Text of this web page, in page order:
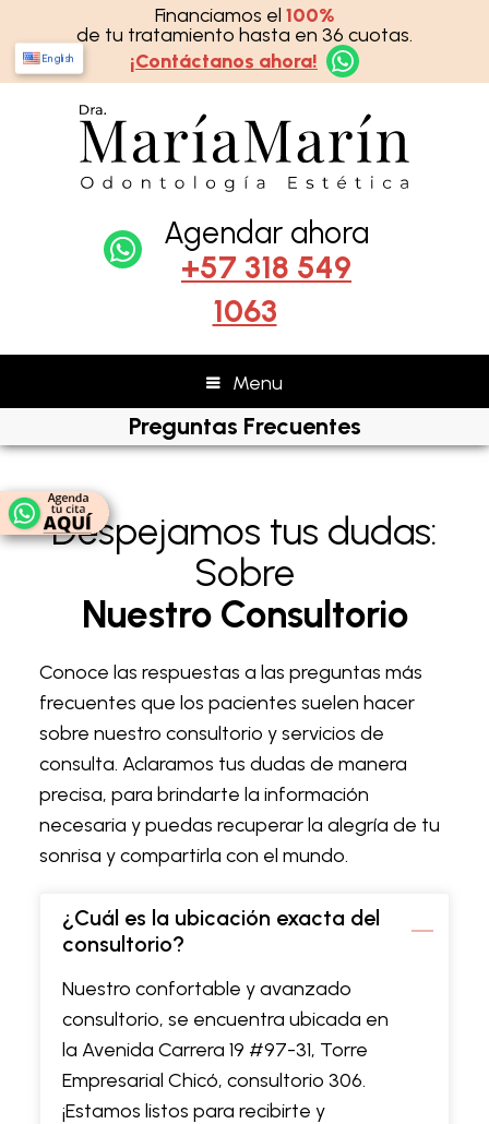
Financiamos el 100%
de tu tratamiento hasta en 36 cuotas.
¡Contáctanos ahora!
Agendar ahora
+57 318 549
1063
English
Menu
Preguntas Frecuentes
Despejamos tus dudas:
Sobre
Nuestro Consultorio
Conoce las respuestas a las preguntas más
frecuentes que los pacientes suelen hacer
sobre nuestro consultorio y servicios de
consulta. Aclaramos tus dudas de manera
precisa, para brindarte la información
necesaria y puedas recuperar la alegría de tu
sonrisa y compartirla con el mundo.
¿Cuál es la ubicación exacta del
consultorio?
Nuestro confortable y avanzado
consultorio, se encuentra ubicada en
la Avenida Carrera 19 #97-31, Torre
Empresarial Chicó, consultorio 306.
¡Estamos listos para recibirte y